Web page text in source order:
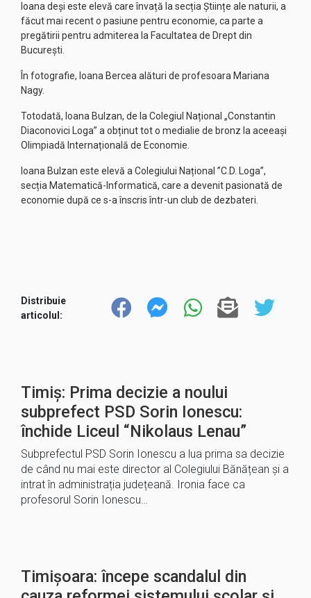
Ioana deși este elevă care învață la secția Științe ale naturii, a
făcut mai recent o pasiune pentru economie, ca parte a
pregătirii pentru admiterea la Facultatea de Drept din
București.
În fotografie, Ioana Bercea alături de profesoara Mariana
Nagy.
Totodată, Ioana Bulzan, de la Colegiul Național „Constantin
Diaconovici Loga” a obținut tot o medialie de bronz la aceeași
Olimpiadă Internațională de Economie.
Ioana Bulzan este elevă a Colegiului Național ”C.D. Loga”,
secția Matematică-Informatică, care a devenit pasionată de
economie după ce s-a înscris într-un club de dezbateri.
Distribuie
articolul:
Timiș: Prima decizie a noului
subprefect PSD Sorin Ionescu:
închide Liceul “Nikolaus Lenau”
Subprefectul PSD Sorin Ionescu a lua prima sa decizie
de când nu mai este director al Colegiului Bănățean și a
intrat în administrația județeană. Ironia face ca
profesorul Sorin Ionescu…
Timișoara: începe scandalul din